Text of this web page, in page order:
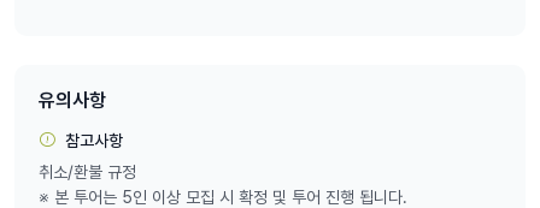
유의사항
참고사항
취소/환불 규정
※ 본 투어는 5인 이상 모집 시 확정 및 투어 진행 됩니다.